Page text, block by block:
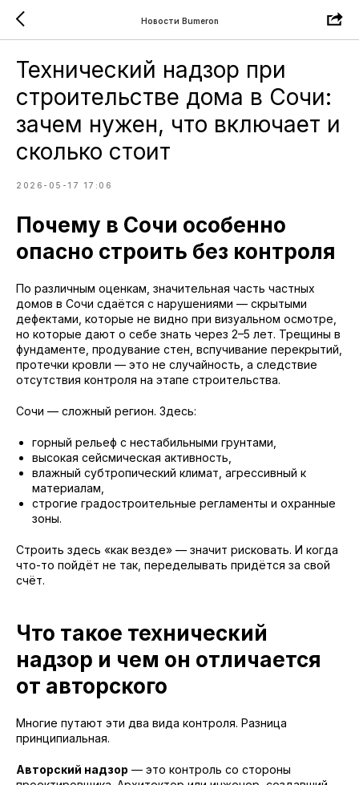
Новости Bumeron
Технический надзор при
строительстве дома в Сочи:
зачем нужен, что включает и
сколько стоит
2026-05-17 17:06
Почему в Сочи особенно
опасно строить без контроля
По различным оценкам, значительная часть частных
домов в Сочи сдаётся с нарушениями — скрытыми
дефектами, которые не видно при визуальном осмотре,
но которые дают о себе знать через 2–5 лет. Трещины в
фундаменте, продувание стен, вспучивание перекрытий,
протечки кровли — это не случайность, а следствие
отсутствия контроля на этапе строительства.
Сочи — сложный регион. Здесь:
горный рельеф с нестабильными грунтами,
высокая сейсмическая активность,
влажный субтропический климат, агрессивный к
материалам,
строгие градостроительные регламенты и охранные
зоны.
Строить здесь «как везде» — значит рисковать. И когда
что-то пойдёт не так, переделывать придётся за свой
счёт.
Что такое технический
надзор и чем он отличается
от авторского
Многие путают эти два вида контроля. Разница
принципиальная.
Авторский надзор — это контроль со стороны